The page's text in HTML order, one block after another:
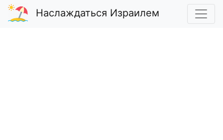
Наслаждаться Израилем